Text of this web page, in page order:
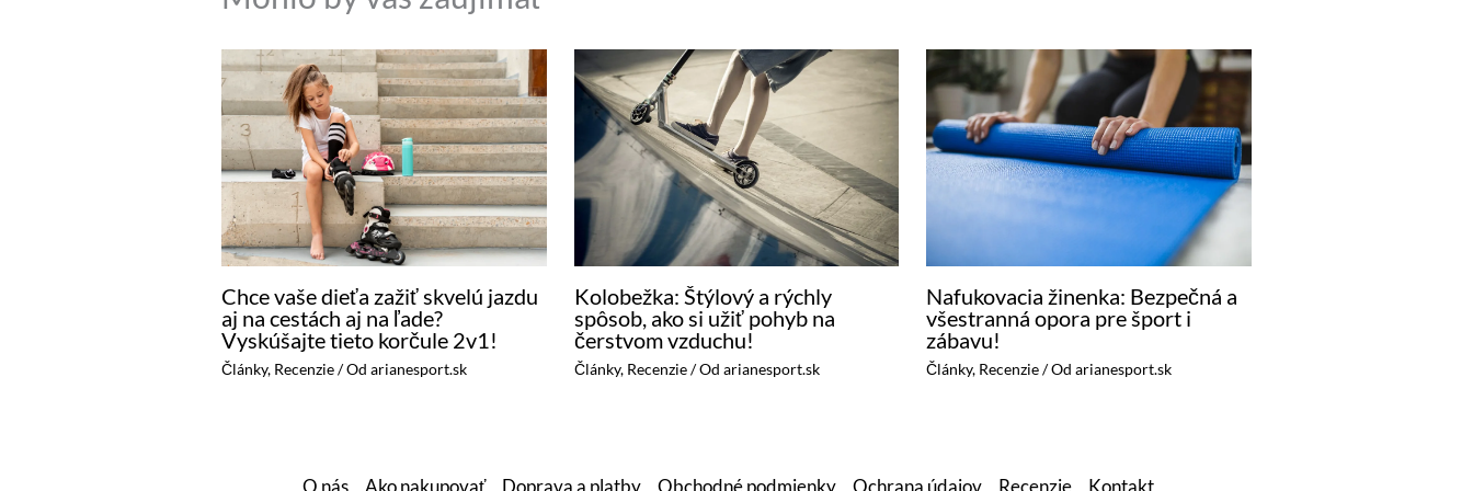
r
e
c
e
K
A
T
U
D
Chce vaše dieťa zažiť skvelú jazdu
aj na cestách aj na ľade?
Vyskúšajte tieto korčule 2v1!
Články, Recenzie/ Od arianesport.sk
Kolobežka: Štýlový a rýchly
spôsob, ako si užiť pohyb na
čerstvom vzduchu!
Články, Recenzie/ Od arianesport.sk
Nafukovacia žinenka: Bezpečná a
všestranná opora pre šport i
zábavu!
Články, Recenzie/ Od arianesport.sk
O nás Ako nakupovať Doprava a platby Obchodné podmienky Ochrana údajov Recenzie Kontakt